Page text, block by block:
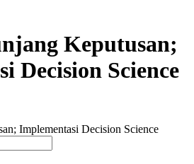
Keputusan;
Decision Science
Implementasi Decision Science